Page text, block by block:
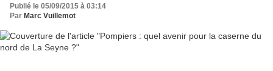
Publié le 05/09/2015 à 03:14
Par Marc Vuillemot